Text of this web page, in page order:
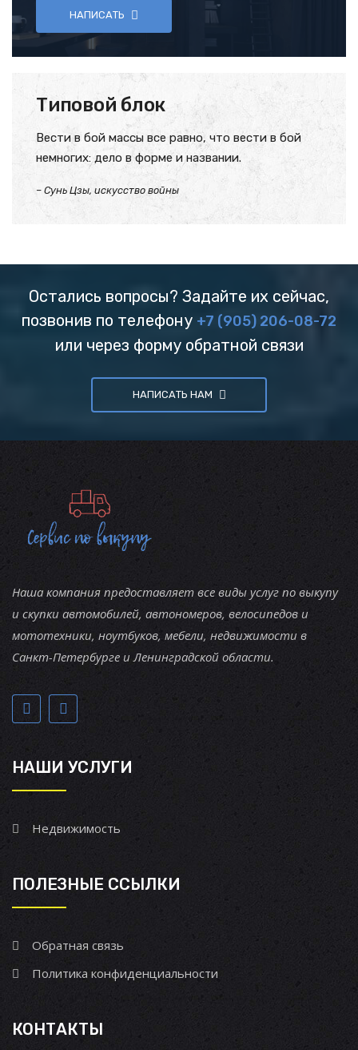
НАПИСАТЬ
Типовой блок
Вести в бой массы все равно, что вести в бой
немногих: дело в форме и названии.
– Сунь Цзы, искусство войны
Остались вопросы? Задайте их сейчас,
позвонив по телефону +7 (905) 206-08-72
или через форму обратной связи
НАПИСАТЬ НАМ
Наша компания предоставляет все виды услуг по выкупу
и скупки автомобилей, автономеров, велосипедов и
мототехники, ноутбуков, мебели, недвижимости в
Санкт-Петербурге и Ленинградской области.
НАШИ УСЛУГИ
Недвижимость
ПОЛЕЗНЫЕ ССЫЛКИ
Обратная связь
Политика конфиденциальности
КОНТАКТЫ